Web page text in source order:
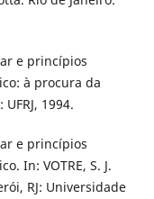
e princípios
à procura da
1994.
e princípios
In: VOTRE, S. J.
RJ: Universidade